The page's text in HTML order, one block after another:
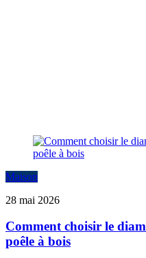
Maison
28 mai 2026
Comment choisir le
poêle à bois